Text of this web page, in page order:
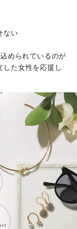
ない
められているのが
した女性を応援し